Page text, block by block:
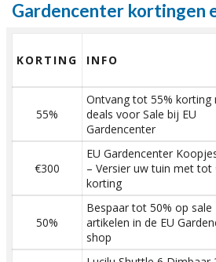
Gardencenter kortingen
KORTING INFO
55%
Ontvang tot 55% korting
deals voor Sale bij EU
Gardencenter
€300
EU Gardencenter
– Versier uw tuin met tot
korting
50%
Bespaar tot 50% op sale
artikelen in de EU
shop